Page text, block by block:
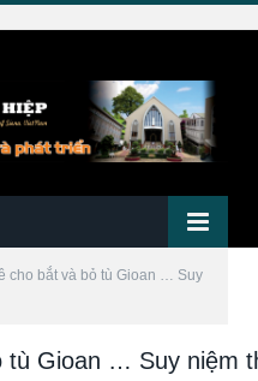
cho bắt và bỏ tù Gioan … Suy
tù Gioan … Suy niệm